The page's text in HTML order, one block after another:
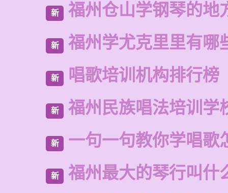
新 福州仓山学钢琴的地
新 福州学尤克里里有哪
新 唱歌培训机构排行榜
新 福州民族唱法培训学
新 一句一句教你学唱歌
新 福州最大的琴行叫什